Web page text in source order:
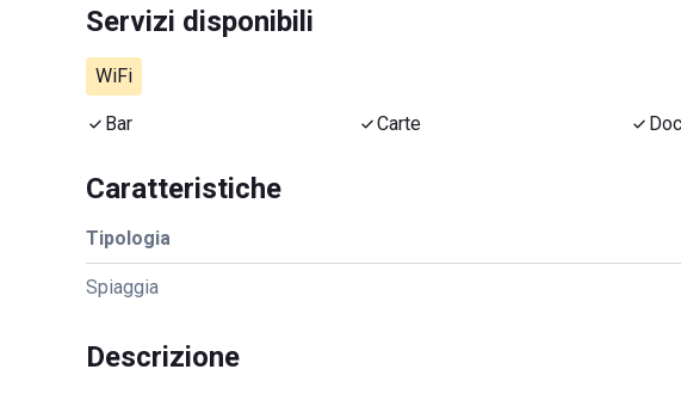
Servizi disponibili
WiFi
Bar Carte
Caratteristiche
Tipologia
Spiaggia
Descrizione